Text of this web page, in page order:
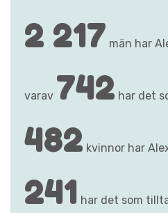
2 217 män har
varav 742 har det
482 kvinnor har
241 har det som